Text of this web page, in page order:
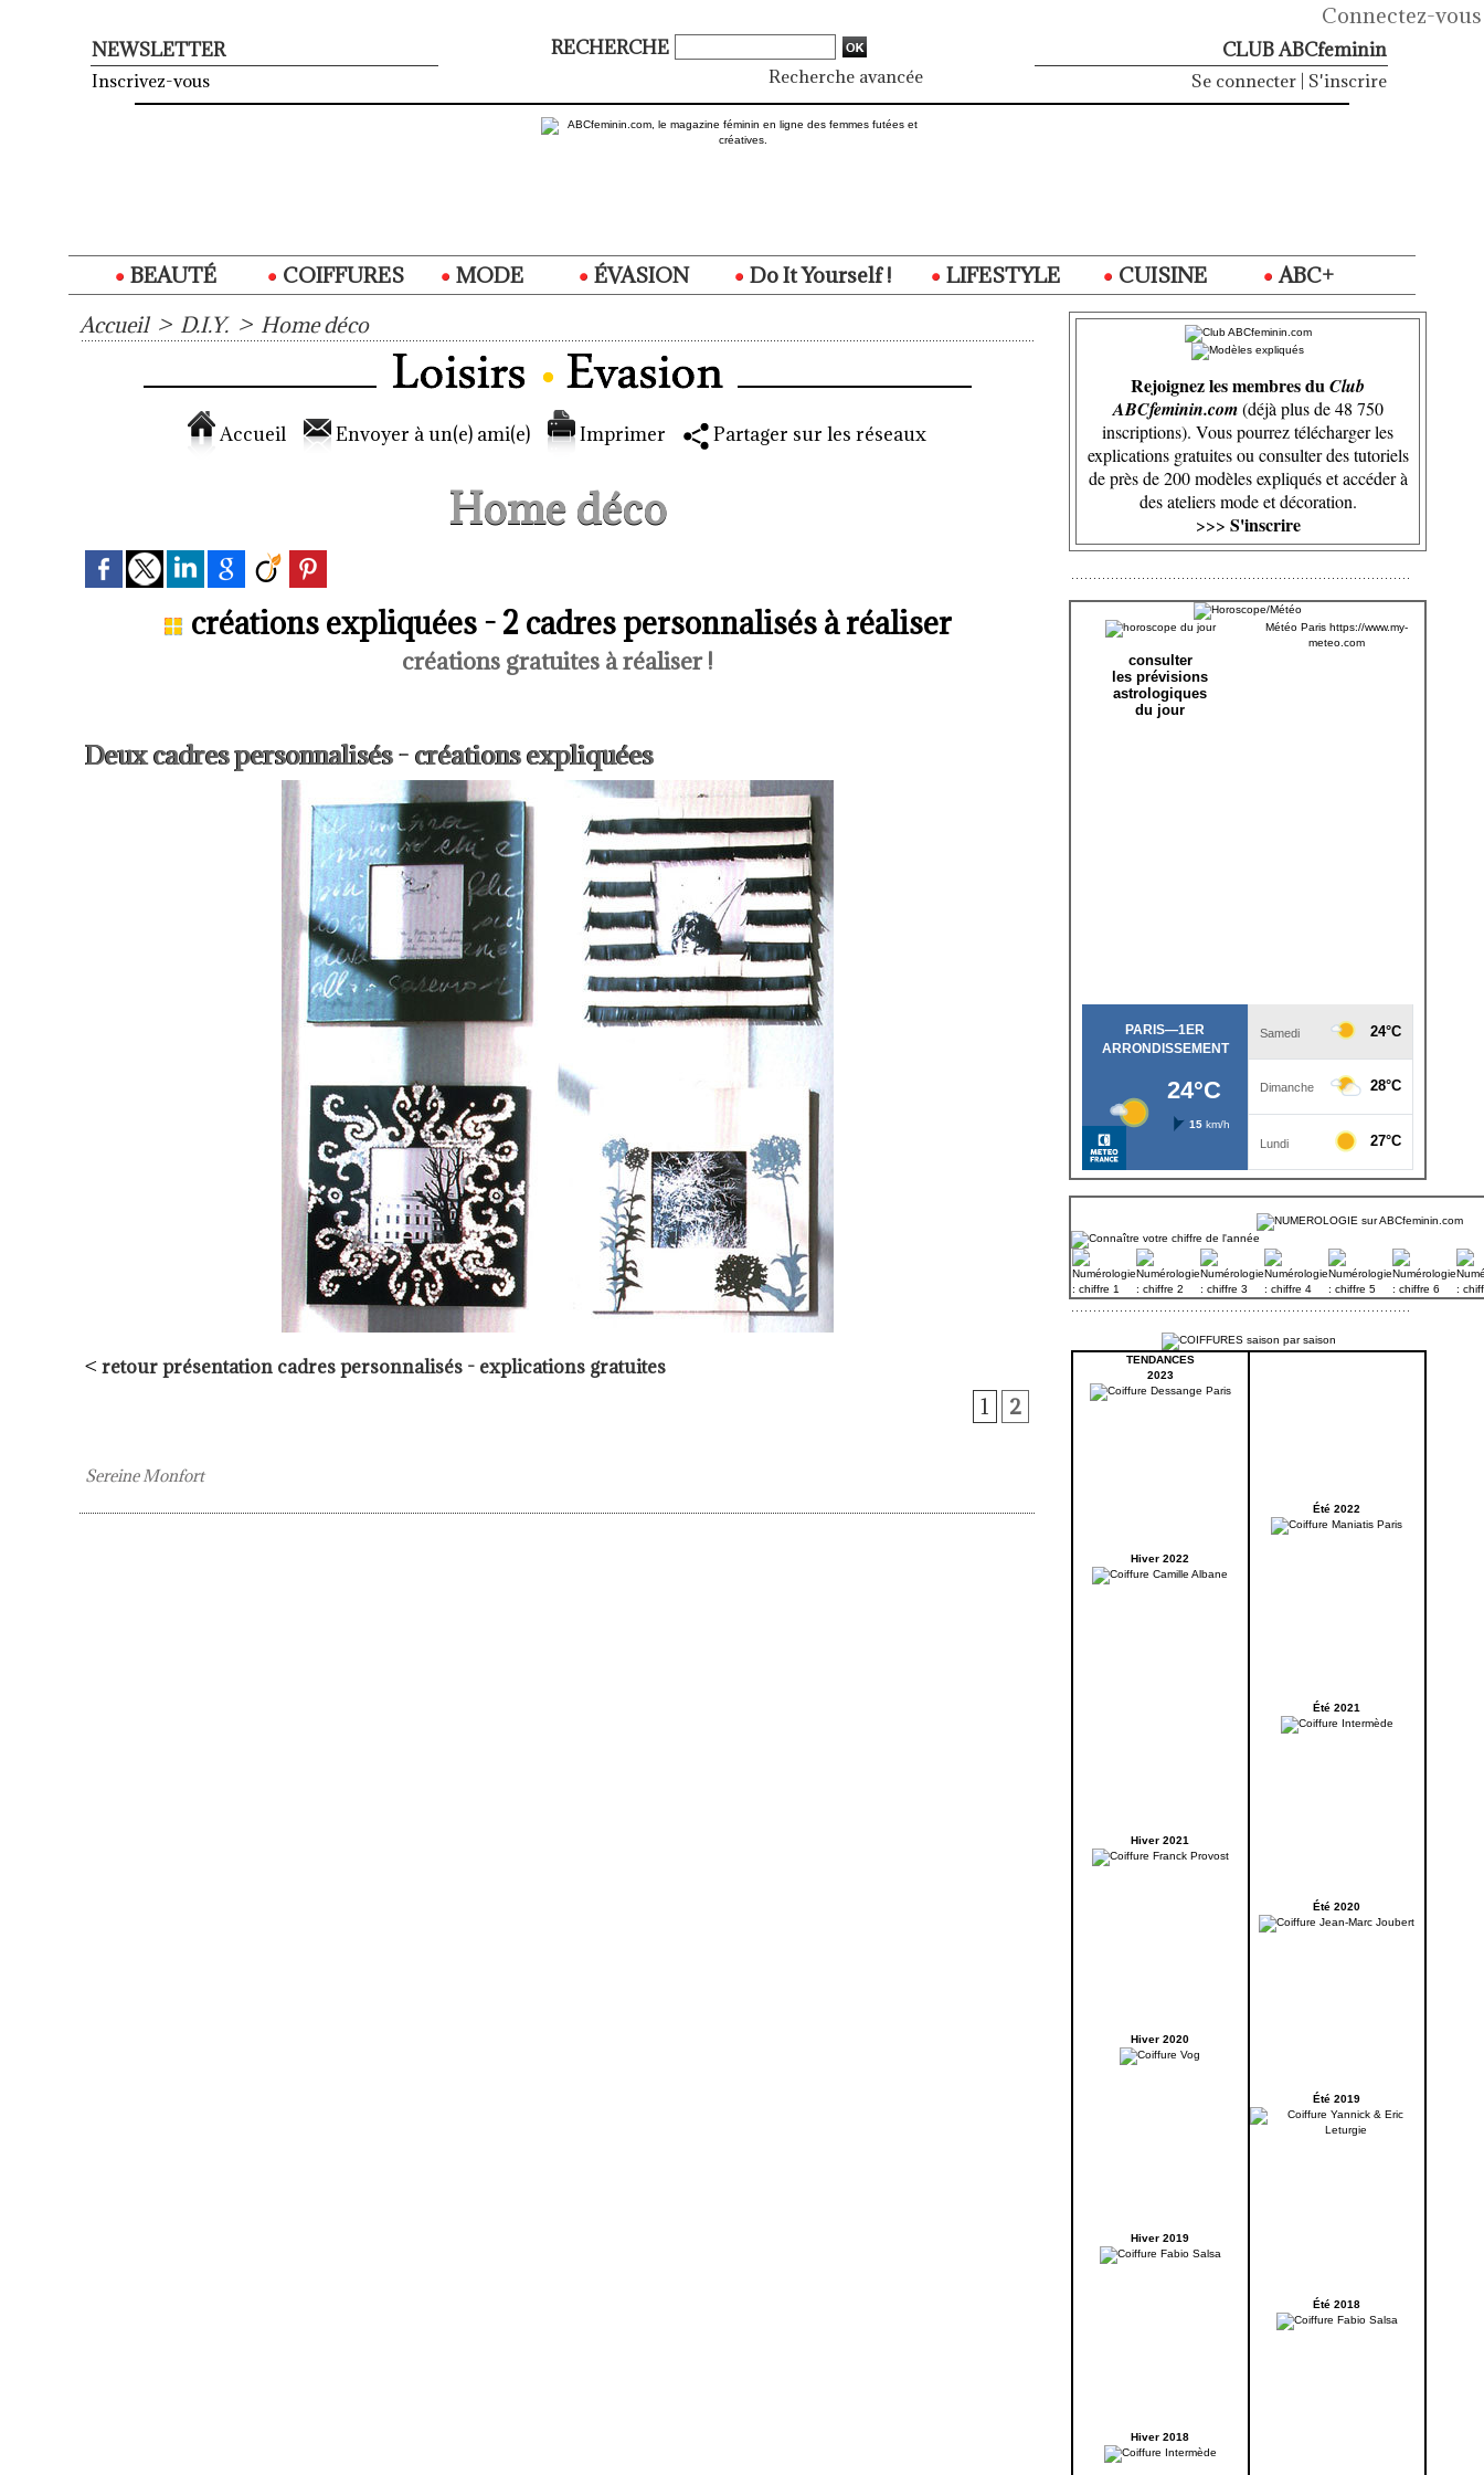
Connectez-vous
NEWSLETTER
Inscrivez-vous
RECHERCHE
Recherche avancée
CLUB ABCfeminin
Se connecter S'inscrire
BEAUTÉ COIFFURES MODE ÉVASION Do It Yourself ! LIFESTYLE CUISINE
ABC+
Accueil > D.I.Y. > Home déco
Accueil Envoyer à un(e) ami(e) Imprimer Partager sur les réseaux
Home déco
créations expliquées - 2 cadres personnalisés à réaliser
créations gratuites à réaliser !
Deux cadres personnalisés - créations expliquées
< retour présentation cadres personnalisés - explications gratuites
1 2
Sereine Monfort
Rejoignez les membres duClub
ABCfeminin.com(déjà plus de 48 750
inscriptions). Vous pourrez télécharger les
explications gratuites ou consulter des tutoriels
de près de 200 modèles expliqués et accéder à
des ateliers mode et décoration.
>>> S'inscrire
consulter
les prévisions
astrologiques
du jour
Météo Paris https://www.my-
meteo.com
TENDANCES
2023
Hiver 2022
Hiver 2021
Hiver 2020
Hiver 2019
Hiver 2018
Été 2022
Été 2021
Été 2020
Été 2019
Été 2018